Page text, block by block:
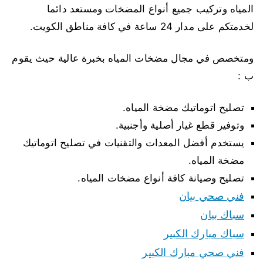
المياه وتركيب جميع أنواع المضخات ومستعد دائما
لخدمتكم على مدار 24 ساعة في كافة مناطق الكويت.
ومتخصص في مجال مضخات المياه بخبرة عالية حيث يقوم
ب :
تصليح اتوماتيك مضخة المياه.
وتوفير قطع غيار أصلية وأجنبية.
يستخدم أفضل المعدات والتقنيات في تصليح اتوماتيك
مضخة المياه.
تصليح وصيانة كافة أنواع مضخات المياه.
فني صحي بيان
سباك بيان
سباك مبارك الكبير
فني صحي مبارك الكبير